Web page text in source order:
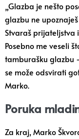
„Glazba je nešto
glazbu ne
Stvaraš prijateljstva
Posebno me veseli
tamburašku glazbu
se može odsvirati
Marko.
Poruka
Za kraj, Marko